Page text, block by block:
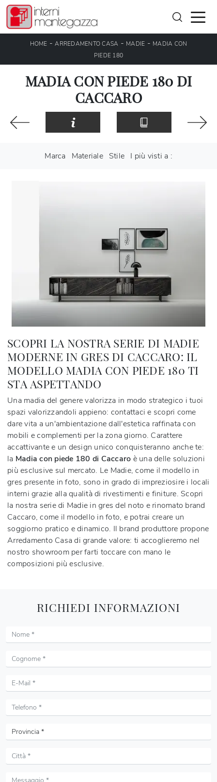
HOME -ARREDAMENTO CASA - MADIE - MADIA CON
PIEDE 180
MADIA CON PIEDE 180 DI
CACCARO
Marca Materiale Stile I più visti a :
SCOPRI LA NOSTRA SERIE DI MADIE
MODERNE IN GRES DI CACCARO: IL
MODELLO MADIA CON PIEDE 180 TI
STA ASPETTANDO
Una madia del genere valorizza in modo strategico i tuoi
spazi valorizzandoli appieno: contattaci e scopri come
dare vita a un'ambientazione dall'estetica raffinata con
mobili e complementi per la zona giorno. Carattere
accattivante e un design unico conquisteranno anche te:
la Madia con piede 180 di Caccaro è una delle soluzioni
più esclusive sul mercato. Le Madie, come il modello in
gres presente in foto, sono in grado di impreziosire i locali
interni grazie alla qualità di rivestimenti e finiture. Scopri
la nostra serie di Madie in gres del noto e rinomato brand
Caccaro, come il modello in foto, e potrai creare un
soggiorno pratico e dinamico. Il brand produttore propone
Arredamento Casa di grande valore: ti accoglieremo nel
nostro showroom per farti toccare con mano le
composizioni più esclusive.
RICHIEDI INFORMAZIONI